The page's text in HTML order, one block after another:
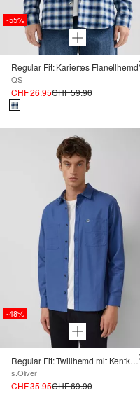
-55%
Regular Fit: Kariertes Flanellhemd
QS
CHF 26.95CHF 59.90
-48%
Regular Fit: Twillhemd mit Kentkragen und Brusttaschen
s.Oliver
CHF 35.95CHF 69.90